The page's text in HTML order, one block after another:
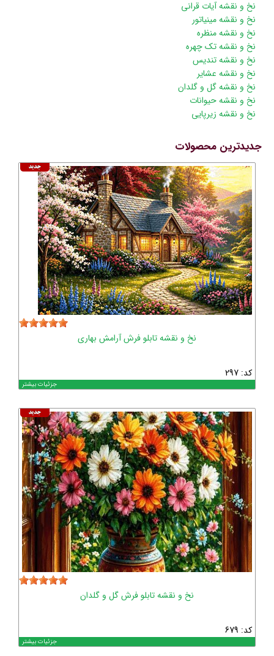
نخ و نقشه آیات قرانی
نخ و نقشه مینیاتور
نخ و نقشه منظره
نخ و نقشه تک چهره
نخ و نقشه تندیس
نخ و نقشه عشایر
نخ و نقشه گل و گلدان
نخ و نقشه حیوانات
نخ و نقشه زیرپایی
جدیدترین محصولات
نخ و نقشه تابلو فرش آرامش بهاری
کد: 297
جزئیات بیشتر
نخ و نقشه تابلو فرش گل و گلدان
کد: 679
جزئیات بیشتر